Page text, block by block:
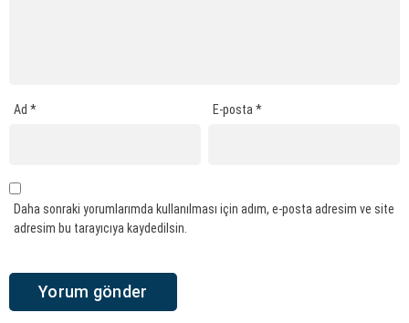
Ad * E-posta*
Daha sonraki yorumlarımda kullanılması için adım, e-posta adresim ve site
adresim bu tarayıcıya kaydedilsin.